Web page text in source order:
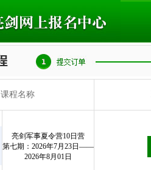
课程名称
亮剑军事夏令营10日营
第七期：2026年7月23日——
2026年8月01日